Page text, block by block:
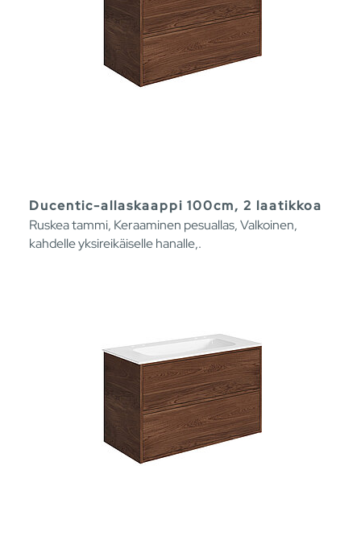
Ducentic-allaskaappi 100cm, 2 laatikkoa
Ruskea tammi, Keraaminen pesuallas, Valkoinen,
kahdelle yksireikäiselle hanalle,.